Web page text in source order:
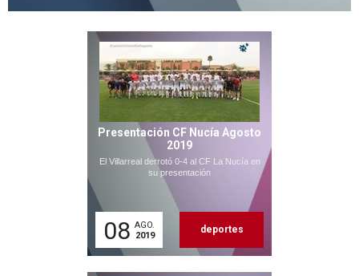
Presentación CF Nucía Agosto
2019
El Villarreal derrotó 0-4 al CF La Nucía en
su presentación
08 AGO.
2019
deportes